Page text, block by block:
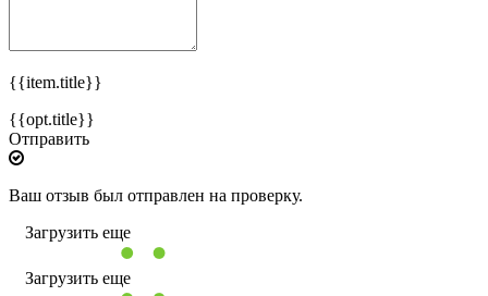
{{item.title}}
{{opt.title}}
Отправить
Ваш отзыв был отправлен на проверку.
Загрузить еще
Загрузить еще